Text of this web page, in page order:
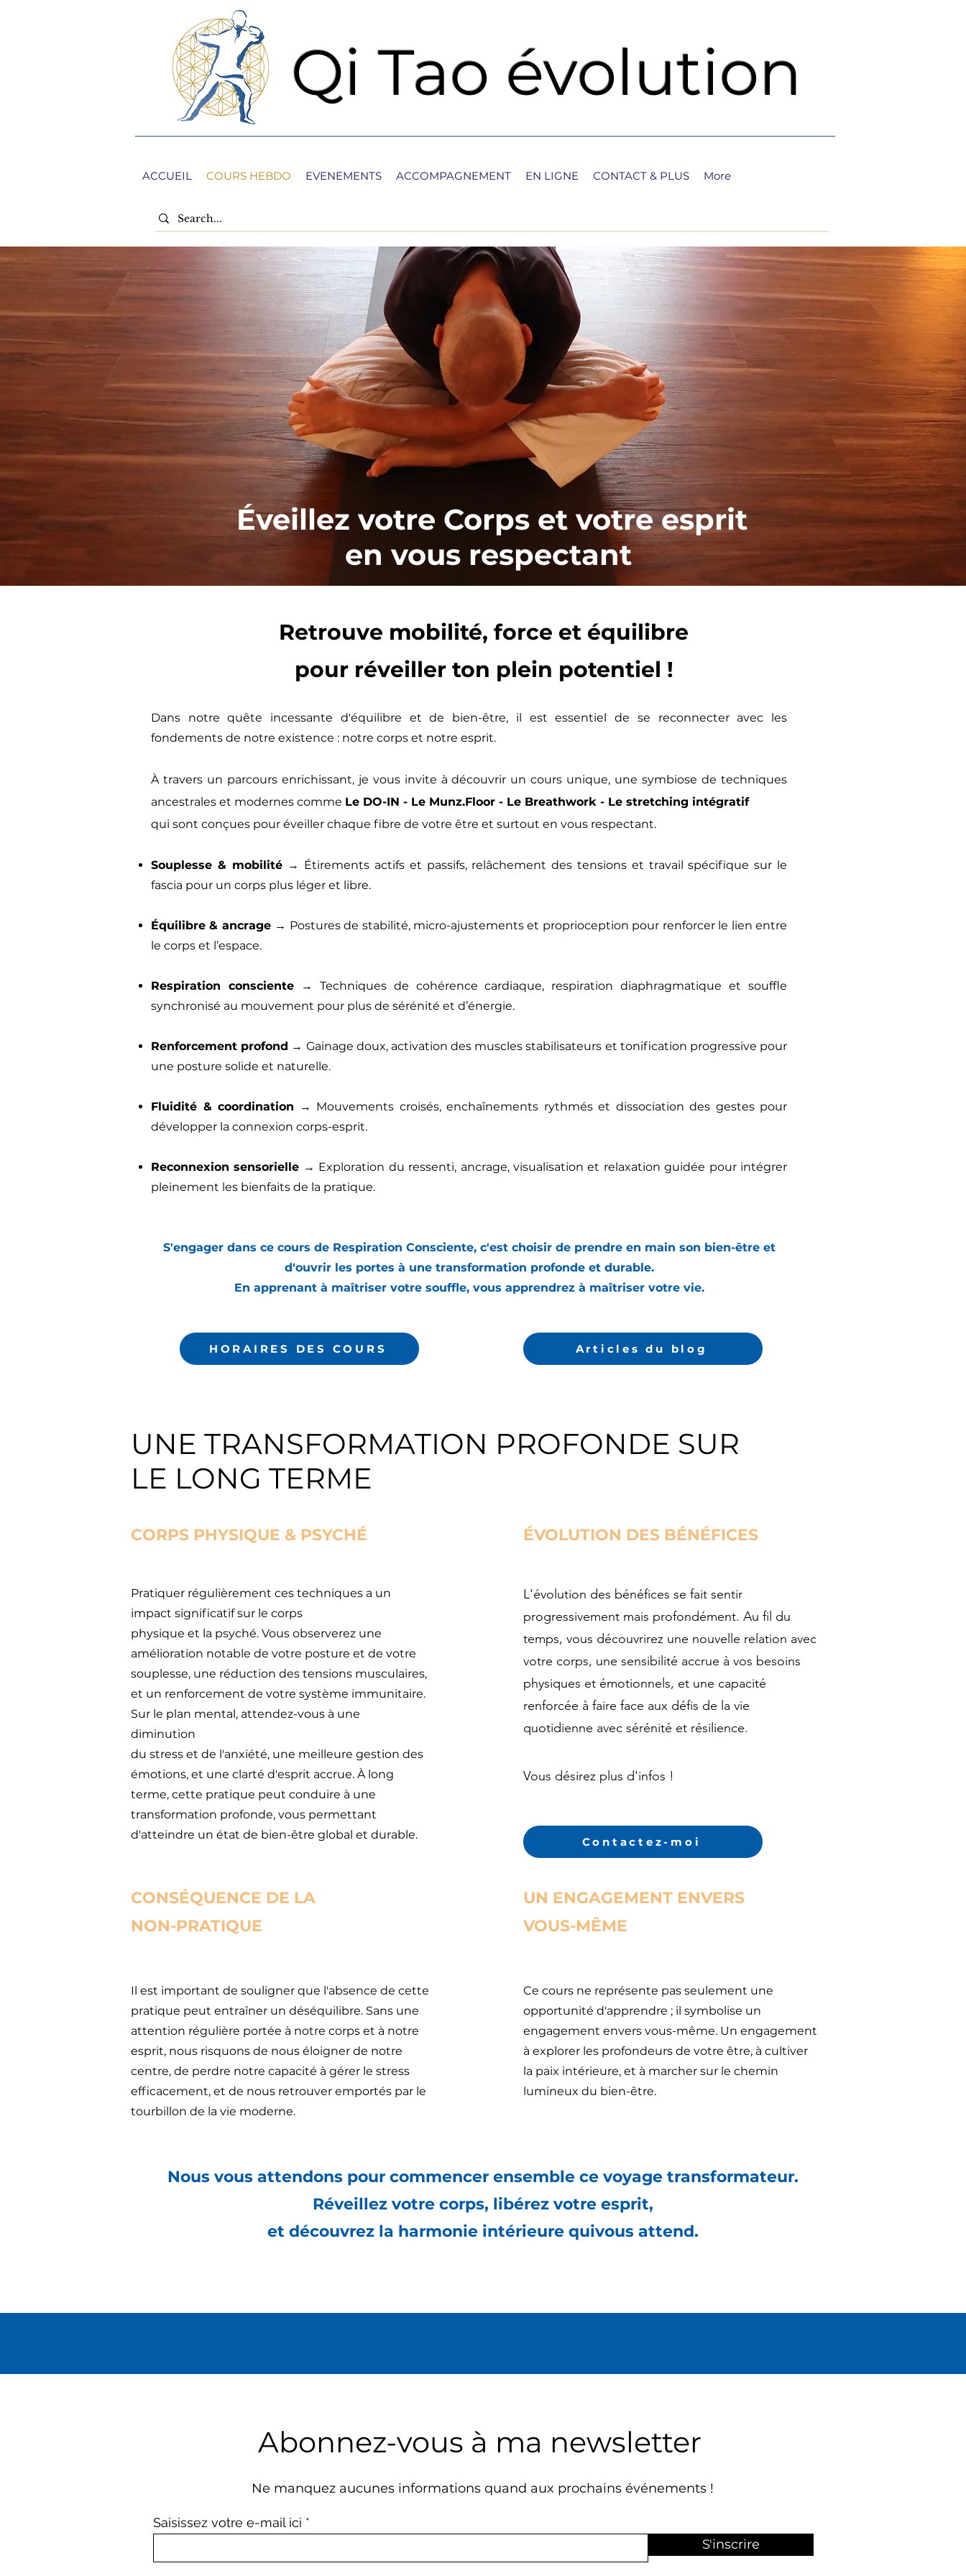
Qi Tao évolution
ACCUEIL COURS HEBDO EVENEMENTS ACCOMPAGNEMENT EN LIGNE CONTACT & PLUS More
Éveillez votre Corps et votre esprit
en vous respectant
Retrouve mobilité, force et équilibre
pour réveiller ton plein potentiel !
​Dans notre quête incessante d'équilibre et de bien-être, il est essentiel de se reconnecter avec les
fondements de notre existence : notre corps et notre esprit.
À travers un parcours enrichissant, je vous invite à découvrir un cours unique, une symbiose de techniques
ancestrales et modernes comme Le DO-IN - Le Munz.Floor - Le Breathwork - Le stretching intégratif
qui sont conçues pour éveiller chaque fibre de votre être et surtout en vous respectant.
Souplesse & mobilité → Étirements actifs et passifs, relâchement des tensions et travail spécifique sur le
fascia pour un corps plus léger et libre.
Équilibre & ancrage → Postures de stabilité, micro-ajustements et proprioception pour renforcer le lien entre
le corps et l’espace.
Respiration consciente→ Techniques de cohérence cardiaque, respiration diaphragmatique et souffle
synchronisé au mouvement pour plus de sérénité et d’énergie.
Renforcement profond → Gainage doux, activation des muscles stabilisateurs et tonification progressive pour
une posture solide et naturelle.
Fluidité & coordination → Mouvements croisés, enchaînements rythmés et dissociation des gestes pour
développer la connexion corps-esprit.
Reconnexion sensorielle → Exploration du ressenti, ancrage, visualisation et relaxation guidée pour intégrer
pleinement les bienfaits de la pratique.​
S'engager dans ce cours de Respiration Consciente, c'est choisir de prendre en main son bien-être et
d'ouvrir les portes à une transformation profonde et durable.
En apprenant à maîtriser votre souffle, vous apprendrez à maîtriser votre vie.
HORAIRES DES COURS Articles du blog
UNE TRANSFORMATION PROFONDE SUR
LE LONG TERME
CORPS PHYSIQUE & PSYCHÉ
Pratiquer régulièrement ces techniques a un
impact significatif sur le corps
physique et la psyché. Vous observerez une
amélioration notable de votre posture et de votre
souplesse, une réduction des tensions musculaires,
et un renforcement de votre système immunitaire.
Sur le plan mental, attendez-vous à une
diminution
du stress et de l'anxiété, une meilleure gestion des
émotions, et une clarté d'esprit accrue. À long
terme, cette pratique peut conduire à une
transformation profonde, vous permettant
d'atteindre un état de bien-être global et durable.
CONSÉQUENCE DE LA
NON-PRATIQUE
Il est important de souligner que l'absence de cette
pratique peut entraîner un déséquilibre. Sans une
attention régulière portée à notre corps et à notre
esprit, nous risquons de nous éloigner de notre
centre, de perdre notre capacité à gérer le stress
efficacement, et de nous retrouver emportés par le
tourbillon de la vie moderne.
ÉVOLUTION DES BÉNÉFICES
L'évolution des bénéfices se fait sentir
progressivement mais profondément. Au fil du
temps, vous découvrirez une nouvelle relation avec
votre corps, une sensibilité accrue à vos besoins
physiques et émotionnels, et une capacité
renforcée à faire face aux défis de la vie
quotidienne avec sérénité et résilience.
Vous désirez plus d'infos !
Contactez-moi
UN ENGAGEMENT ENVERS
VOUS-MÊME
Ce cours ne représente pas seulement une
opportunité d'apprendre ; il symbolise un
engagement envers vous-même. Un engagement
à explorer les profondeurs de votre être, à cultiver
la paix intérieure, et à marcher sur le chemin
lumineux du bien-être.
Nous vous attendons pour commencer ensemble ce voyage transformateur.
Réveillez votre corps, libérez votre esprit,
et découvrez la harmonie intérieure quivous attend.
Abonnez-vous à ma newsletter
Ne manquez aucunes informations quand aux prochains événements !
Saisissez votre e-mail ici
S'inscrire